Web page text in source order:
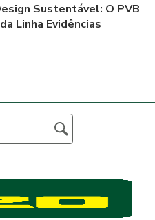
Sustentável: O PVB
Linha Evidências